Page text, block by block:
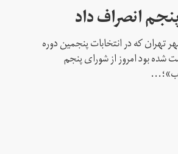
انصراف داد
که در انتخابات پنجمین دوره
تهران نفر ۲۲ لیست شده بود امروز از شورای پنجم